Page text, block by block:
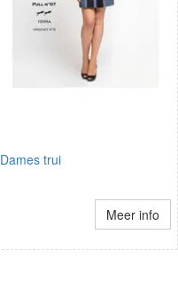
Dames trui
Meer info